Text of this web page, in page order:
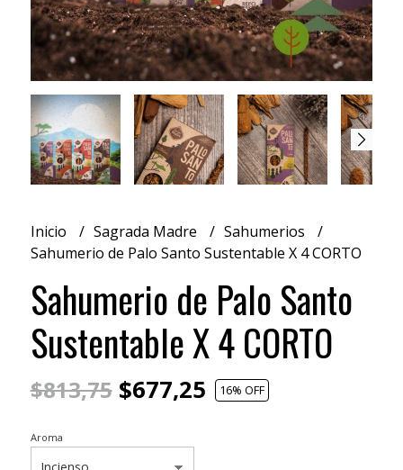
Inicio Sagrada Madre
Sahumerios
Sahumerio de Palo Santo Sustentable X 4 CORTO
Sahumerio de Palo Santo
Sustentable X 4 CORTO
$813,75$677,25 16% OFF
Aroma